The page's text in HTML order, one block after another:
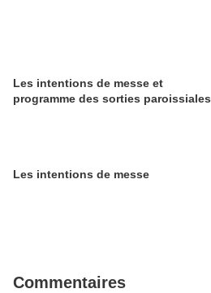
Les intentions de messe et
programme des sorties paroissiales
Les intentions de messe
Commentaires